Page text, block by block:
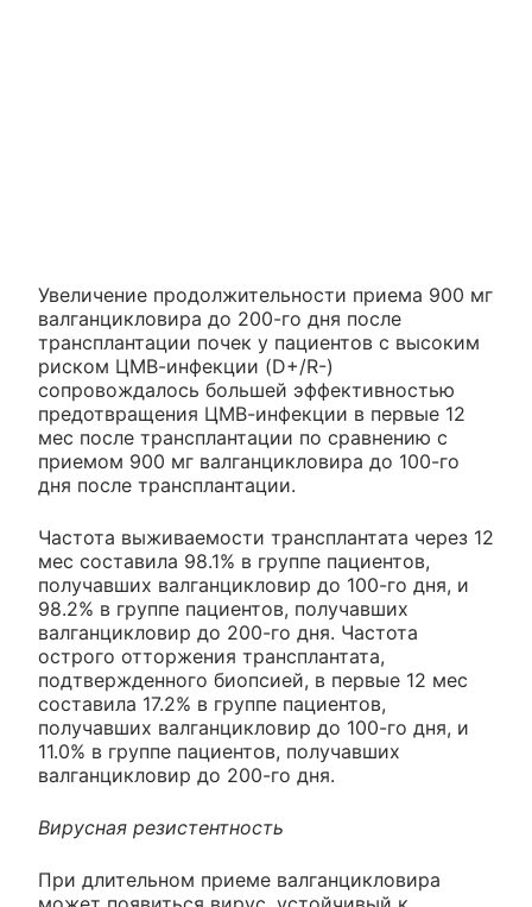
Увеличение продолжительности приема 900 мг
валганцикловира до 200-го дня после
трансплантации почек у пациентов с высоким
риском ЦМВ-инфекции (D+/R-)
сопровождалось большей эффективностью
предотвращения ЦМВ-инфекции в первые 12
мес после трансплантации по сравнению с
приемом 900 мг валганцикловира до 100-го
дня после трансплантации.
Частота выживаемости трансплантата через 12
мес составила 98.1% в группе пациентов,
получавших валганцикловир до 100-го дня, и
98.2% в группе пациентов, получавших
валганцикловир до 200-го дня. Частота
острого отторжения трансплантата,
подтвержденного биопсией, в первые 12 мес
составила 17.2% в группе пациентов,
получавших валганцикловир до 100-го дня, и
11.0% в группе пациентов, получавших
валганцикловир до 200-го дня.
Вирусная резистентность
При длительном приеме валганцикловира